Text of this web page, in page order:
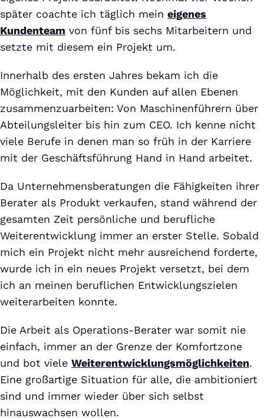
später coachte ich täglich mein eigenes
Kundenteam von fünf bis sechs Mitarbeitern und
setzte mit diesem ein Projekt um.
Innerhalb des ersten Jahres bekam ich die
Möglichkeit, mit den Kunden auf allen Ebenen
zusammenzuarbeiten: Von Maschinenführern über
Abteilungsleiter bis hin zum CEO. Ich kenne nicht
viele Berufe in denen man so früh in der Karriere
mit der Geschäftsführung Hand in Hand arbeitet.
Da Unternehmensberatungen die Fähigkeiten ihrer
Berater als Produkt verkaufen, stand während der
gesamten Zeit persönliche und berufliche
Weiterentwicklung immer an erster Stelle. Sobald
mich ein Projekt nicht mehr ausreichend forderte,
wurde ich in ein neues Projekt versetzt, bei dem
ich an meinen beruflichen Entwicklungszielen
weiterarbeiten konnte.
Die Arbeit als Operations-Berater war somit nie
einfach, immer an der Grenze der Komfortzone
und bot viele Weiterentwicklungsmöglichkeiten.
Eine großartige Situation für alle, die ambitioniert
sind und immer wieder über sich selbst
hinauswachsen wollen.